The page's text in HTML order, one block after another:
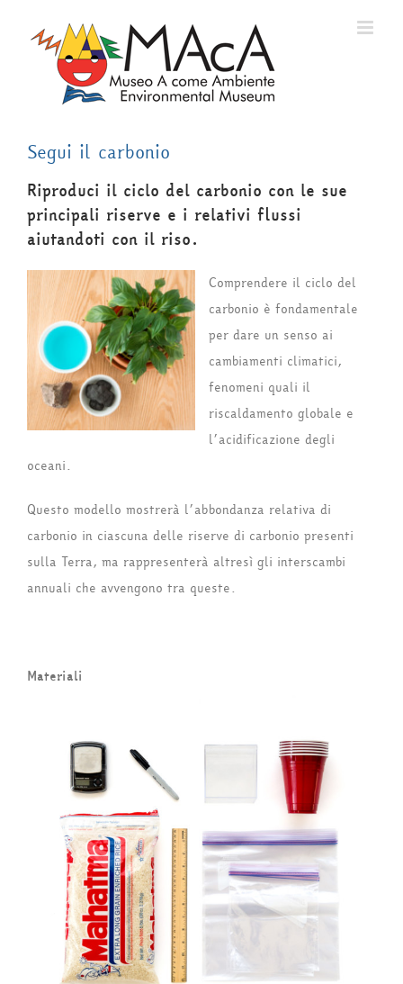
contenuto
Segui il carbonio
Riproduci il ciclo del carbonio con le sue
principali riserve e i relativi flussi
aiutandoti con il riso.
Comprendere il ciclo del
carbonio è fondamentale
per dare un senso ai
cambiamenti climatici,
fenomeni quali il
riscaldamento globale e
l’acidificazione degli
oceani.
Questo modello mostrerà l’abbondanza relativa di
carbonio in ciascuna delle riserve di carbonio presenti
sulla Terra, ma rappresenterà altresì gli interscambi
annuali che avvengono tra queste.
Materiali